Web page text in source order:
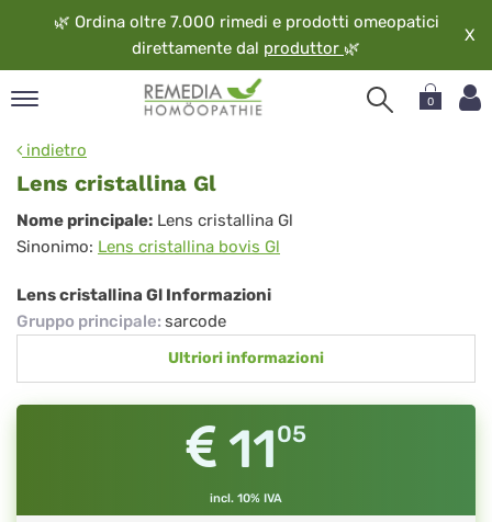
🌿 Ordina oltre 7.000 rimedi e prodotti omeopatici
direttamente dal produttor 🌿
X
0
indietro
Lens cristallina Gl
Lens
cristallina
Gl
Nome principale: Lens cristallina Gl
Sinonimo: Lens cristallina bovis Gl
Lens cristallina Gl Informazioni
Gruppo principale: sarcode
Ultriori informazioni
1105
incl. 10% IVA